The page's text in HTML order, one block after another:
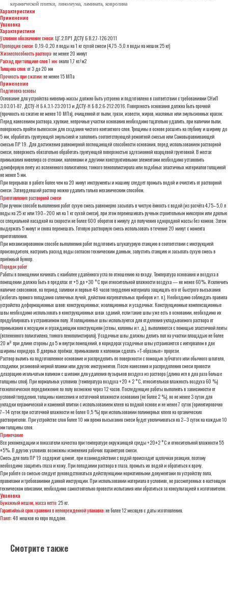
керамической плитки, линолеума, ламината, ковролина
Характеристики
Применение
Упаковка
Характеристики
Условное обозначение смеси: ЦГ.2.ПР1 ДСТУ Б В.2.7-126:2011
Пропорция смеси: 0,19-0,20 л воды на 1 кг сухой смеси (4,75 -5,0 л воды на мешок 25 кг)
Жизнеспособность раствора: не менее 20 минут
Расход при толщине слоя 1 мм: около 1,7 кг/м2
Толщина слоя: от 3 до 20 мм
Прочность при сжатии: не менее 15 МПа
Применение
Подготовка основы
Основание для устройства нивелир-массы должно быть устроено и подготовлено в соответствии с требованиями СНиП
3.03.01-87, ДСТУ-Н Б А.3.1-23:2013 и ДСТУ-Н Б В.2.6-212:2016. Поверхность основания должна быть прочной
(прочность на сжатие не менее 10 МПа), очищенной от пыли, грязи, извести, жиров, масляных или эмульсионных красок.
Перед нанесением раствора, хрупкие, непрочные участки основания необходимо тщательно удалить, при наличии пыли,
поверхность пройти пылесосом для создания чистого контактного слоя. Трещины в основе расшить на глубину и ширину до
5 мм, обработать грунтующей эмульсией и заполнить соответствующей ремонтной смесью или Самовыравнивающей
смесью ПР 19. Для достижения равномерной поглощающей способности основания, перед использованием растворной
смеси, поверхность обязательно обработать грунтующей поверхностью адгезионной кварцевой грунтовкой. В местах
примыкания нивелира со стенами, колоннами и другими конструктивными элементами необходимо установить
демпферную ленту из вспененного полиэтилена, тонкого пенополистирола или подобных эластичных материалов толщиной
не менее 5 мм.
При перерывах в работе более чем на 20 минут инструменты и машину следует промыть водой и очистить от растворной
смеси. Затвердевший раствор можно удалить только механическим способом.
Приготовление растворной смеси
При ручном способе выполнения работ сухую смесь равномерно засыпать в чистую ёмкость с водой (из расчёта 4,75–5,0 л
воды на 25 кг или 190–200 мл на 1 кг сухой смеси), при этом перемешивать ручным строительным миксером или дрелью
со специальной насадкой на скорости не более 600 оборотов в минуту до получения однородной массы без комков. Затем
выдержать 5 минут и снова перемешать. Готовую растворную смесь использовать в течение 20 минут с момента
приготовления.
При механизированном способе выполнения работ подготовить штукатурную станцию в соответствии с инструкцией
производителя, настроить расход воды согласно техническим данным, запустить станцию и засыпать сухую смесь в
приёмный бункер.
Порядок работ
Работы в помещении начинать с наиболее удалённого угла по отношению ко входу. Температура основания и воздуха в
помещении должна быть в пределах от +5 до +30 °C при относительной влажности воздуха — не менее 60%. Исключить
наличие сквозняков, на период заливки и первые 48 часов твердения материала защищать его от быстрого высыхания
(избегать прямого попадания солнечных лучей, действия нагревательных приборов и т. п.). Необходимо соблюдать правила
устройства деформационных швов: конструкционных, изоляционных и усадочных. Конструкционные компенсационные
швы необходимо использовать в конструкционных швах зданий, если такие швы уже есть в основании, необходимо их
продублировать в устраиваемом полу. Изоляционные швы используются для отделения укладываемого раствора от
примыкания к несущим и ограждающим конструкциям (стены, колонны и т. д.), выполняются с помощью эластичной ленты
(вспененного полиэтилена, тонкого пенополистирола). Усадочные швы должны делить пол на участки площадью не более
20 м² при длине стороны до 5 м внутри помещений, в коридорах усадочные швы устраиваются с интервалом в две
ширины коридора. В дверных проёмах, примыканиях к колоннам сделать «Т-образные» прорези.
Раствор вылить на подготовленное основание и распределить по поверхности с помощью зубчатого или обычного шпателя,
гладилки, резиновой мерной планки или других инструментов. После нанесения и распределения смеси провести
деаэрацию игольчатым валиком с шипами для удаления пузырьков воздуха из раствора (длина игл в два раза больше
толщины слоя). При нормальных условиях (температура воздуха +20 ± 2 °C, относительная влажность воздуха 60 %)
технологическое передвижение по полу возможно через 12 часов. Последующие работы выполнять в зависимости от
условий твердения, толщины нанесения и остаточной влажности основания (не более 2 %), но не менее 3 суток для
укладки керамической и каменной плитки с использованием клеев на водной основе и не менее 7 суток (ориентировочно
7–14 суток при остаточной влажности не более 0,5 %) при использовании полимерных клеев на органических
растворителях. При устройстве слоя более 10 мм время высыхания смеси будет увеличиваться на 2–3 суток на каждые 10
мм толщины слоя.
Примечание
Все рекомендации и показатели качества при температуре окружающей среды +20±2 °С и относительной влажности 55
±5%. В других условиях возможны изменения рабочих параметров смеси.
Cмесь для пола ПР 19 содержит цемент, при взаимодействии с водой происходит щелочная реакция, поэтому
необходимо защитить глаза и кожу. При попадании раствора в глаза, промыть их водой и обратиться к врачу.
При работе со смесью следует руководствоваться действующими нормативными документами по устройству пола,
правилами и требованиями данной инструкции. При использовании материала в условиях, не рассмотренных в настоящем
техническом описании, необходимо самостоятельно провести испытания или обратиться за консультацией к изготовителю.
Упаковка
Бумажный мешок, масса нетто: 25 кг.
Гарантийный срок хранения в неповрежденной упаковке: не более 12 месяцев с даты изготовления.
Пакет:48 мешков на евро поддоне.
Смотрите также